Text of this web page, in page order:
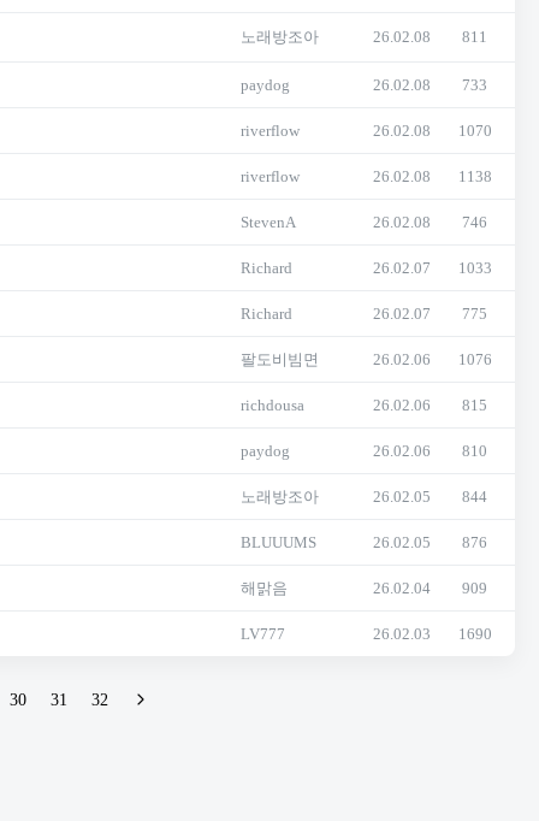
노래방조아 26.02.08 811
paydog 26.02.08 733
riverflow 26.02.08 1070
riverflow 26.02.08 1138
StevenA 26.02.08 746
Richard 26.02.07 1033
Richard 26.02.07 775
팔도비빔면 26.02.06 1076
richdousa 26.02.06 815
paydog 26.02.06 810
노래방조아 26.02.05 844
BLUUUMS 26.02.05 876
해맑음 26.02.04 909
LV777 26.02.03 1690
30 31 32